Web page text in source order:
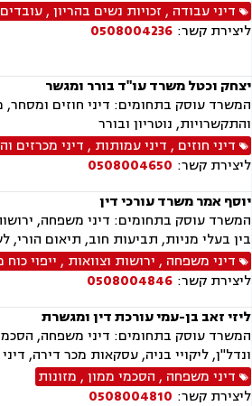
דיני עבודה , זכויות נשים בהריון,
ליצירת קשר: 0508004236
יצחק וכטל משרד עו"ד בורר ומגשר
המשרד עוסק בתחומים: דיני חוזים ומסחר,
והתקשרויות, נוטריון ובורר
דיני חוזים , דיני עמותות , דיני מכרזים
ליצירת קשר: 0508004650
יוסף אמר משרד עורכי דין
המשרד עוסק בתחומים: דיני משפחה,
בין בעלי מניות, תביעות חוב, תיאום הורי,
דיני משפחה , ירושות וצוואות , ייפוי
ליצירת קשר: 0508004846
ליזי זאב בן-עמי עורכת דין ומגשרת
המשרד עוסק בתחומים: דיני משפחה, הסכמי
ונדל"ן, ליקויי בניה, עסקאות מכר דירה,
דיני משפחה , הסכמי ממון, מזונות
ליצירת קשר: 0508004810